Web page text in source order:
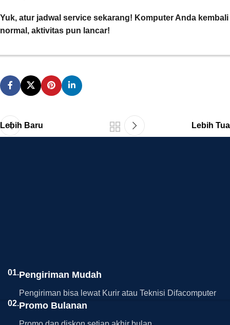
Yuk, atur jadwal service sekarang! Komputer Anda kembali
normal, aktivitas pun lancar!
Lebih Baru Lebih Tua
01.Pengiriman Mudah
Pengiriman bisa lewat Kurir atau Teknisi Difacomputer
02.Promo Bulanan